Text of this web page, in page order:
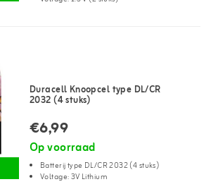
Duracell Knoopcel type DL/CR
2032 (4 stuks)
€6,99
Op voorraad
Batterij type DL/CR 2032 (4 stuks)
Voltage: 3V Lithium